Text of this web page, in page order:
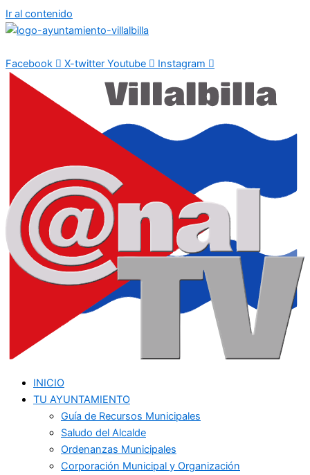
Ir al contenido
Facebook X-twitter Youtube Instagram
INICIO
TU AYUNTAMIENTO
Guía de Recursos Municipales
Saludo del Alcalde
Ordenanzas Municipales
Corporación Municipal y Organización